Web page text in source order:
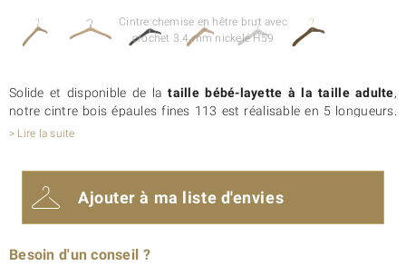
Solide et disponible de lataille bébé-layette à la taille adulte,
notre cintre bois épaules fines 113 est réalisable en 5 longueurs.
Plébiscité par les boutiques comme par les particuliers, ce
Comme tous nos
réalisable avec encoches pour le maintien des vêtements à
marque ? Sachez qu’il est
> Lire la suite
Ajouter à ma liste d'envies
Besoin d'un conseil ?
Cintre chemise en hêtre brut avec
crochet 3.4 mm nickelé H59